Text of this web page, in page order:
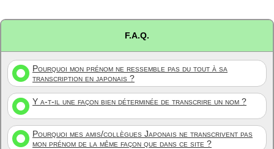
F.A.Q.
Pourquoi mon prénom ne ressemble pas du tout à sa
transcription en japonais ?
Y a-t-il une façon bien déterminée de transcrire un nom ?
Pourquoi mes amis/collègues Japonais ne transcrivent pas
mon prénom de la même façon que dans ce site ?